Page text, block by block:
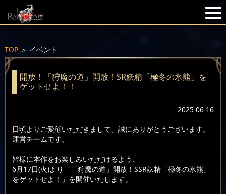
TOP＞ イベント
開放！「狩魔の道」開放！SR妖精「極冬の氷熊」を
ゲットせよ！！
2025-06-16
日頃よりご愛顧いただきまして、誠にありがとうございます。
運営チームです。
皆様に本作をお楽しみいただけるよう、
6月17日(火)より「「狩魔の道」開放！SSR妖精「極冬の氷熊」
をゲットせよ！」を開催いたします。